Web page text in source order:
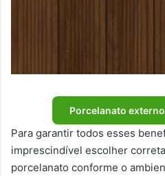
Porcelanato
Para garantir todos esses
imprescindível escolher
porcelanato conforme o